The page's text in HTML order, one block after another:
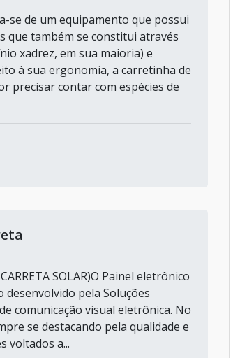
de um equipamento que possui
que também se constitui através
xadrez, em sua maioria) e
à sua ergonomia, a carretinha de
precisar contar com espécies de
SOLAR)O Painel eletrônico
pela Soluções
comunicação visual eletrônica. No
se destacando pela qualidade e
voltados a...